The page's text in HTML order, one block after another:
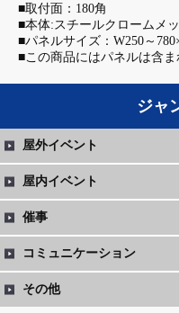
■取付面：180角
■本体:スチールクロームメ
■パネルサイズ：W250～
■この商品にはパネルは含
ジャ
屋外イベント
屋内イベント
催事
コミュニケーション
その他